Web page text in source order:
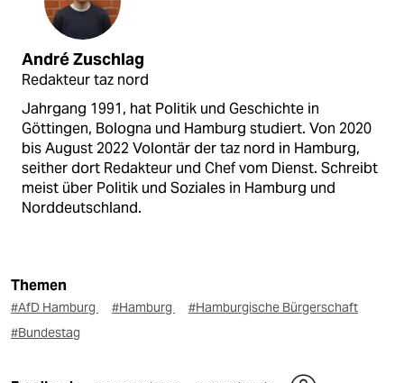
André Zuschlag
Redakteur taz nord
Jahrgang 1991, hat Politik und Geschichte in
Göttingen, Bologna und Hamburg studiert. Von 2020
bis August 2022 Volontär der taz nord in Hamburg,
seither dort Redakteur und Chef vom Dienst. Schreibt
meist über Politik und Soziales in Hamburg und
Norddeutschland.
Themen
#AfD Hamburg #Hamburg
#Hamburgische Bürgerschaft
#Bundestag